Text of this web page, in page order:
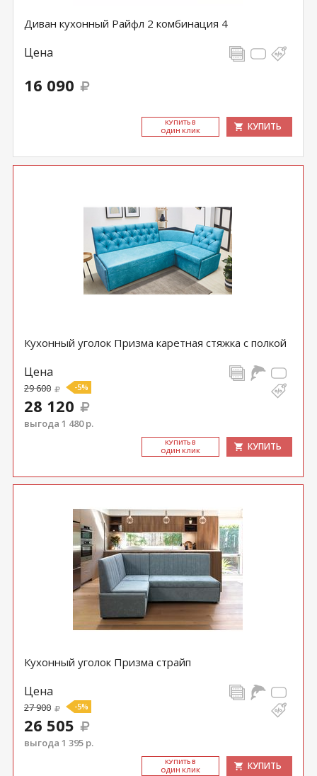
Диван кухонный Райфл 2 комбинация 4
Цена
16 090
КУ­ПИТЬ В
ОДИН КЛИК
КУПИТЬ
Кухонный уголок Призма каретная стяжка с полкой
Цена
29 600 -5%
28 120
выгода 1 480 р.
КУ­ПИТЬ В
ОДИН КЛИК
КУПИТЬ
Кухонный уголок Призма страйп
Цена
27 900 -5%
26 505
выгода 1 395 р.
КУ­ПИТЬ В
ОДИН КЛИК
КУПИТЬ